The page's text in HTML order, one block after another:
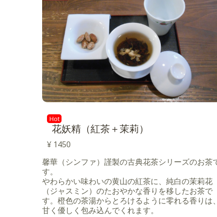
Hot
花妖精（紅茶＋茉莉）
¥ 1450
馨華（シンファ）謹製の古典花茶シリーズのお茶
す。
やわらかい味わいの黄山の紅茶に、純白の茉莉花
（ジャスミン）のたおやかな香りを移したお茶で
す。橙色の茶湯からとろけるように零れる香りは
甘く優しく包み込んでくれます。